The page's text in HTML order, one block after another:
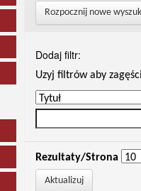
Rozpocznij nowe
Dodaj filtr:
Uzyj filtrów aby
Rezultaty/Strona